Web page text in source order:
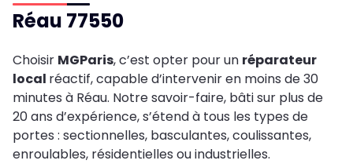
Réau 77550
Choisir MGParis, c’est opter pour un réparateur
local réactif, capable d’intervenir en moins de 30
minutes à Réau. Notre savoir-faire, bâti sur plus de
20 ans d’expérience, s’étend à tous les types de
portes : sectionnelles, basculantes, coulissantes,
enroulables, résidentielles ou industrielles.